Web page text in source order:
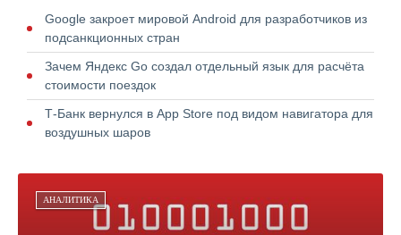
Google закроет мировой Android для разработчиков из
подсанкционных стран
Зачем Яндекс Go создал отдельный язык для расчёта
стоимости поездок
Т-Банк вернулся в App Store под видом навигатора для
воздушных шаров
АНАЛИТИКА